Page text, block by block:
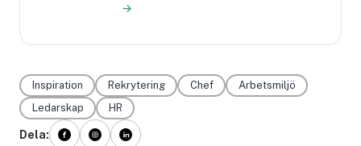
→
Inspiration Rekrytering Chef
Arbetsmiljö
Ledarskap
HR
Dela: